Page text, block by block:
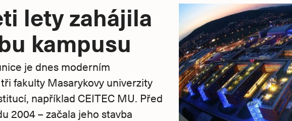
lety zahájila
kampusu
je dnes moderním
fakulty Masarykovy univerzity
například CEITEC MU. Před
2004 – začala jeho stavba